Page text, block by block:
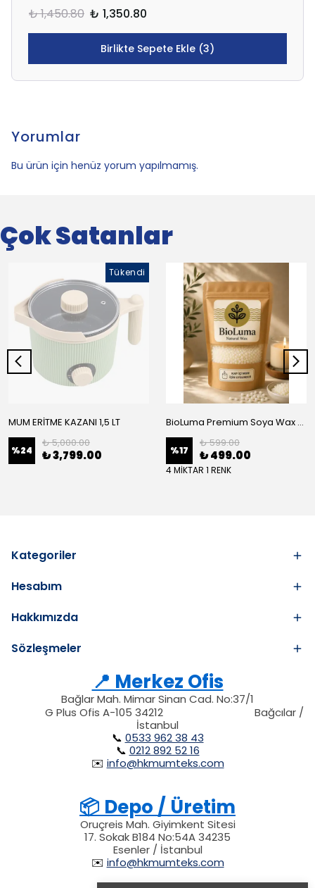
₺ 1,450.80 ₺ 1,350.80
Birlikte Sepete Ekle (3)
Yorumlar
Bu ürün için henüz yorum yapılmamış.
Çok Satanlar
Tükendi
MUM ERİTME KAZANI 1,5 LT
%24
₺ 5,000.00
₺ 3,799.00
BioLuma Premium Soya Wax - Kap İçi Mumlar İçin Boncuk Form
%17
₺ 599.00
₺ 499.00
4 MİKTAR 1 RENK
Kategoriler
Hesabım
Hakkımızda
Sözleşmeler
📍 Merkez Ofis
Bağlar Mah. Mimar Sinan Cad. No:37/1
G Plus Ofis A-105 34212
Bağcılar /
İstanbul
📞 0533 962 38 43
📞 0212 892 52 16
✉️ info@hkmumteks.com
📦 Depo / Üretim
Oruçreis Mah. Giyimkent Sitesi
17. Sokak B184 No:54A 34235
Esenler / İstanbul
✉️ info@hkmumteks.com